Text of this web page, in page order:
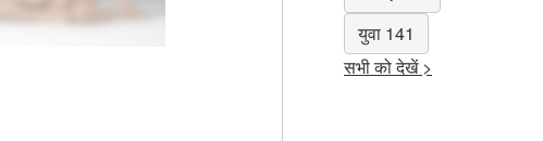
युवा 141
सभी को देखें >